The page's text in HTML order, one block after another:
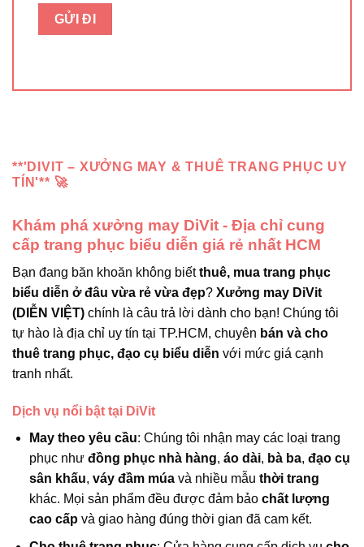
**'DIVIT – XƯỞNG MAY & THUÊ TRANG PHỤC UY
TÍN'** 🚀
Khám phá xưởng may DiVit - Địa chỉ cung
cấp trang phục biểu diễn giá rẻ nhất HCM
Bạn đang băn khoăn không biếtthuê, mua trang phục
biểu diễn ở đâu vừa rẻ vừa đẹp? Xưởng may DiVit
(DIỄN VIỆT) chính là câu trả lời dành cho bạn! Chúng tôi
tự hào là địa chỉ uy tín tại TP.HCM, chuyên bán và cho
thuê trang phục, đạo cụ biểu diễn với mức giá cạnh
tranh nhất.
Dịch vụ nổi bật tại DiVit
May theo yêu cầu: Chúng tôi nhận may các loại trang
phục như đồng phục nhà hàng, áo dài, bà ba, đạo cụ
sân khấu, váy đầm múavà nhiều mẫu thời trang
khác. Mọi sản phẩm đều được đảm bảo chất lượng
cao cấpvà giao hàng đúng thời gian đã cam kết.